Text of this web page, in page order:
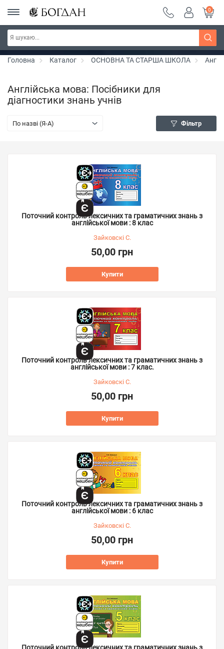
РОЗПРОДАЖ ~ 150 грн ~ 200 грн ~ 250 грн ~
300 грн ~ РОЗПРОДАЖ
Дізнатись більше
0
Головна Каталог ОСНОВНА ТА СТАРША ШКОЛА
Англійська мова: Посібники для
діагностики знань учнів
По назві (Я-А) Фільтр
Поточний контроль лексичних та граматичних знань з
англійської мови : 8 клас
Зайковскі С.
50,00 грн
Купити
Поточний контроль лексичних та граматичних знань з
англійської мови : 7 клас.
Зайковскі С.
50,00 грн
Купити
Поточний контроль лексичних та граматичних знань з
англійської мови : 6 клас
Зайковскі С.
50,00 грн
Купити